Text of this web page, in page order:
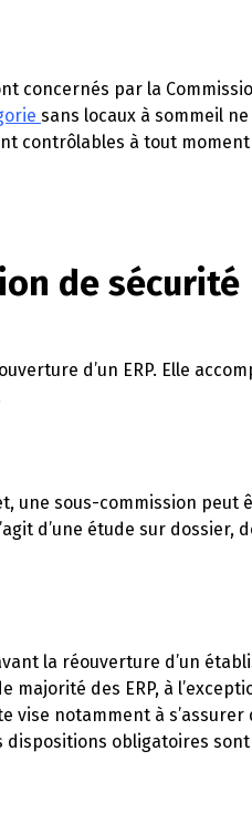
concernés par la
sans locaux à sommeil
contrôlables à tout
de sécurité
d’un ERP. Elle
une sous-commission peut
d’une étude sur dossier,
la réouverture d’un
majorité des ERP, à
vise notamment à
obligatoires